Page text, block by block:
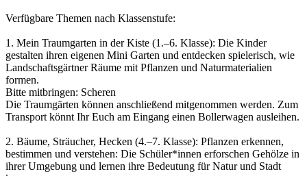
Verfügbare Themen nach Klassenstufe:
1. Mein Traumgarten in der Kiste (1.–6. Klasse): Die Kinder
gestalten ihren eigenen Mini Garten und entdecken spielerisch, wie
Landschaftsgärtner Räume mit Pflanzen und Naturmaterialien
formen.
Bitte mitbringen: Scheren
Die Traumgärten können anschließend mitgenommen werden. Zum
Transport könnt Ihr Euch am Eingang einen Bollerwagen ausleihen.
2. Bäume, Sträucher, Hecken (4.–7. Klasse): Pflanzen erkennen,
bestimmen und verstehen: Die Schüler*innen erforschen Gehölze in
ihrer Umgebung und lernen ihre Bedeutung für Natur und Stadt